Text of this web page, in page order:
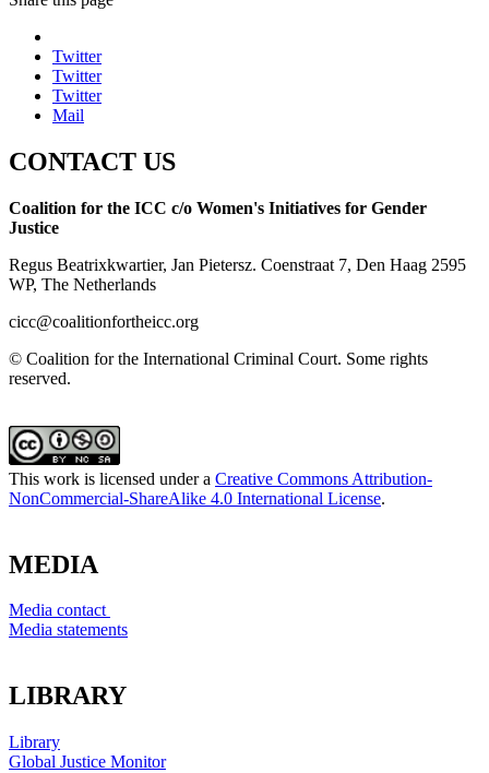
Twitter
Twitter
Twitter
Mail
CONTACT US
Coalition for the ICC c/o Women's Initiatives for Gender
Justice
Regus Beatrixkwartier, Jan Pietersz. Coenstraat 7, Den Haag 2595
WP, The Netherlands
cicc@coalitionfortheicc.org
© Coalition for the International Criminal Court. Some rights
reserved.
This work is licensed under a Creative Commons Attribution-
NonCommercial-ShareAlike 4.0 International License.
MEDIA
Media contact
Media statements
LIBRARY
Library
Global Justice Monitor